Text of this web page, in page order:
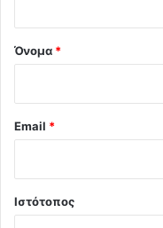
Όνομα *
Email *
Ιστότοπος